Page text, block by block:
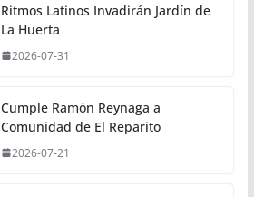
Ritmos Latinos Invadirán Jardín de
La Huerta
2026-07-31
Cumple Ramón Reynaga a
Comunidad de El Reparito
2026-07-21